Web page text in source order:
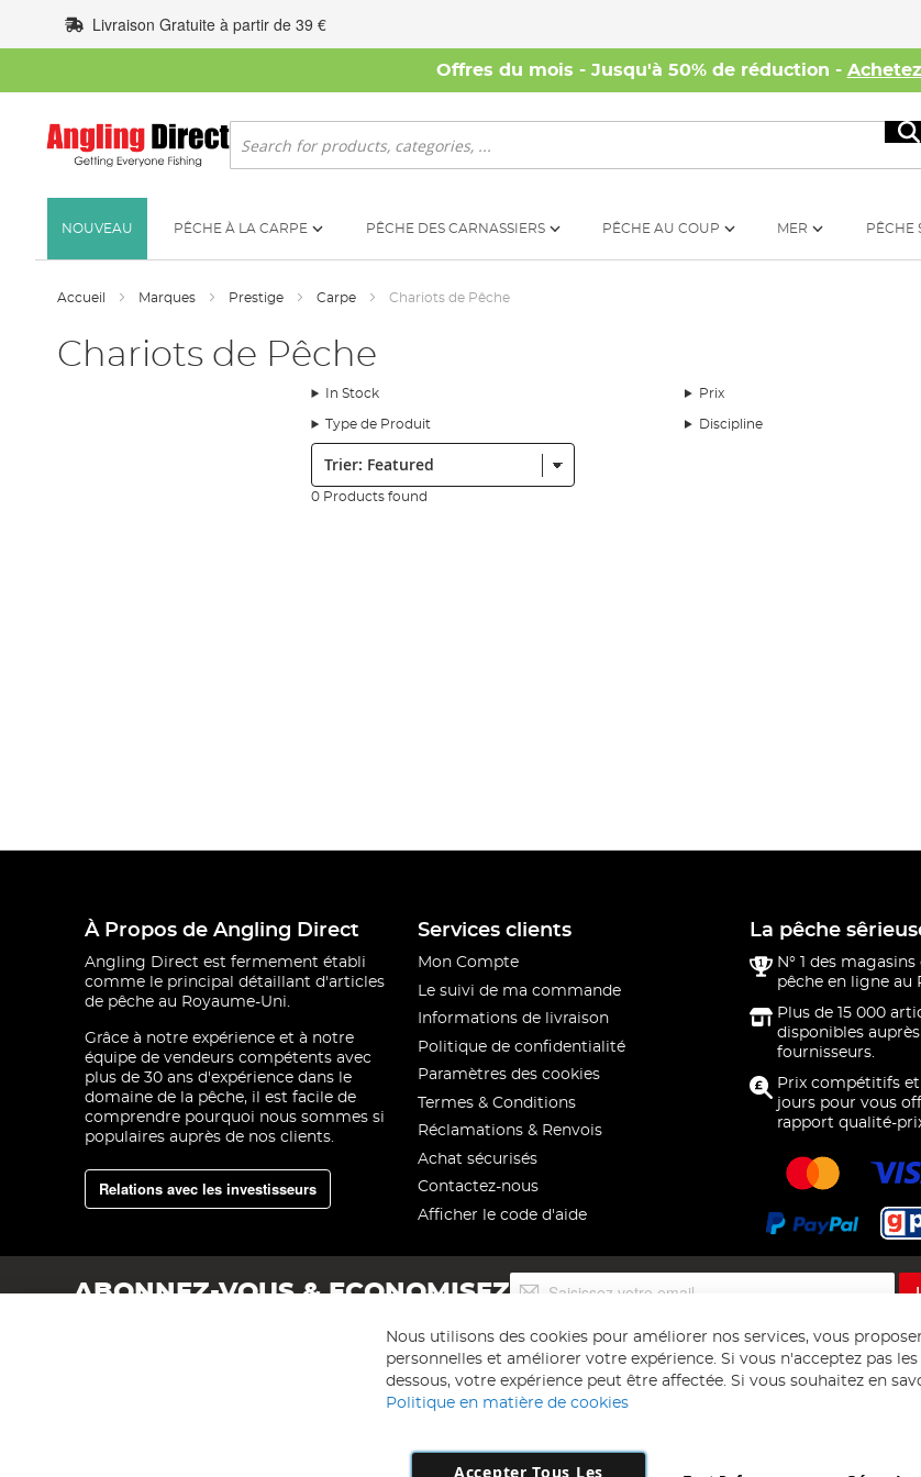
au
contenu
Livraison Gratuite à partir de 39 €
Offres du mois - Jusqu'à 50% de réduction -
Rechercher
NOUVEAU PÊCHE À LA CARPE PÊCHE DES CARNASSIERS PÊCHE AU COUP MER PÊCHE
Accueil Marques Prestige Carpe Chariots de Pêche
Chariots de Pêche
In Stock Prix
Type de Produit Discipline
Trier:
0 Products found
À Propos de Angling Direct
Angling Direct est fermement établi
comme le principal détaillant d'articles
de pêche au Royaume-Uni.
Grâce à notre expérience et à notre
équipe de vendeurs compétents avec
plus de 30 ans d'expérience dans le
domaine de la pêche, il est facile de
comprendre pourquoi nous sommes si
populaires auprès de nos clients.
Relations avec les investisseurs
Services clients
Mon Compte
Le suivi de ma commande
Informations de livraison
Politique de confidentialité
Paramètres des cookies
Termes & Conditions
Réclamations & Renvois
Achat sécurisés
Contactez-nous
Afficher le code d'aide
La pêche
N° 1 des
pêche en ligne au
Plus de 15 000
disponibles
fournisseurs.
Prix compétitifs
jours pour vous
rapport qualité-
ABONNEZ-VOUS & ECONOMISEZ
lettre
d’information
:
Nous utilisons des cookies pour améliorer nos services, vous
personnelles et améliorer votre expérience. Si vous n'acceptez pas
dessous, votre expérience peut être affectée. Si vous souhaitez en
Politique en matière de cookies
Accepter Tous Les